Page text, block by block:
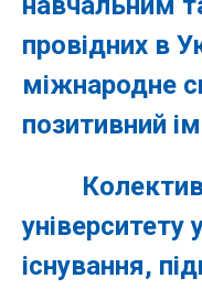
провідних в
міжнародне
позитивний
Колектив
університету
існування,